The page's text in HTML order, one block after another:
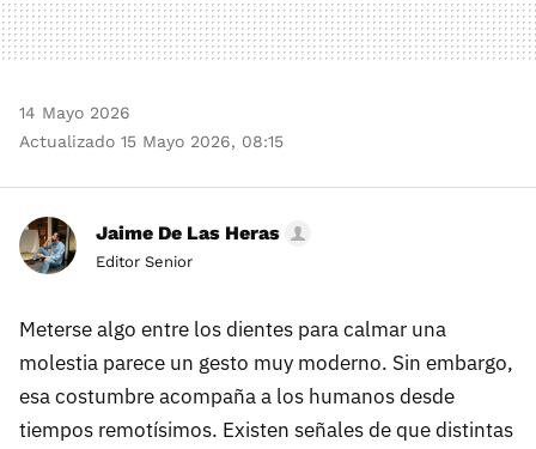
14 Mayo 2026
Actualizado 15 Mayo 2026, 08:15
Jaime De Las Heras
Editor Senior
Meterse algo entre los dientes para calmar una
molestia parece un gesto muy moderno. Sin embargo,
esa costumbre acompaña a los humanos desde
tiempos remotísimos. Existen señales de que distintas